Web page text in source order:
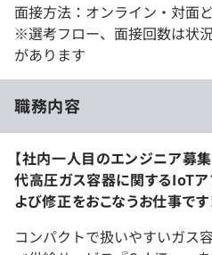
面接方法：オンライン・対面
※選考フロー、面接回数は状
があります
職務内容
【社内一人目のエンジニア募
代高圧ガス容器に関するIoTア
よび修正をおこなうお仕事です
コンパクトで扱いやすいガス